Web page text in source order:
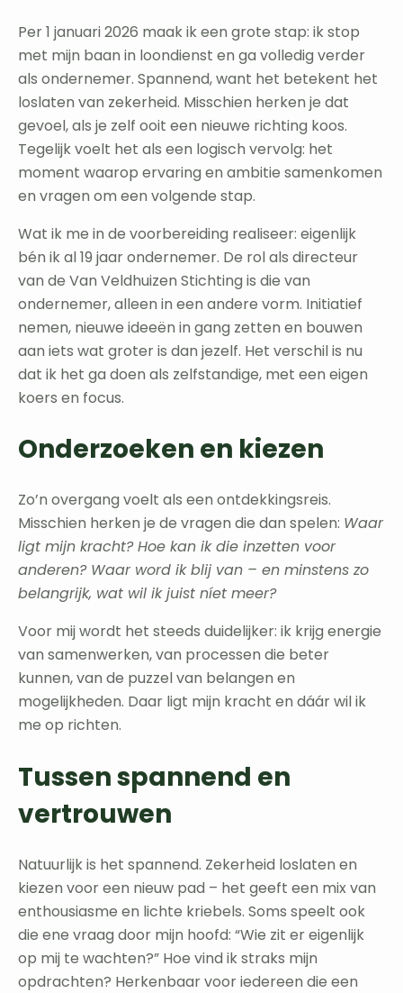
Per 1 januari 2026 maak ik een grote stap: ik stop
met mijn baan in loondienst en ga volledig verder
als ondernemer. Spannend, want het betekent het
loslaten van zekerheid. Misschien herken je dat
gevoel, als je zelf ooit een nieuwe richting koos.
Tegelijk voelt het als een logisch vervolg: het
moment waarop ervaring en ambitie samenkomen
en vragen om een volgende stap.
Wat ik me in de voorbereiding realiseer: eigenlijk
bén ik al 19 jaar ondernemer. De rol als directeur
van de Van Veldhuizen Stichting is die van
ondernemer, alleen in een andere vorm. Initiatief
nemen, nieuwe ideeën in gang zetten en bouwen
aan iets wat groter is dan jezelf. Het verschil is nu
dat ik het ga doen als zelfstandige, met een eigen
koers en focus.
Onderzoeken en kiezen
Zo’n overgang voelt als een ontdekkingsreis.
Misschien herken je de vragen die dan spelen: Waar
ligt mijn kracht? Hoe kan ik die inzetten voor
anderen? Waar word ik blij van – en minstens zo
belangrijk, wat wil ik juist níet meer?
Voor mij wordt het steeds duidelijker: ik krijg energie
van samenwerken, van processen die beter
kunnen, van de puzzel van belangen en
mogelijkheden. Daar ligt mijn kracht en dáár wil ik
me op richten.
Tussen spannend en
vertrouwen
Natuurlijk is het spannend. Zekerheid loslaten en
kiezen voor een nieuw pad – het geeft een mix van
enthousiasme en lichte kriebels. Soms speelt ook
die ene vraag door mijn hoofd: “Wie zit er eigenlijk
op mij te wachten?” Hoe vind ik straks mijn
opdrachten? Herkenbaar voor iedereen die een